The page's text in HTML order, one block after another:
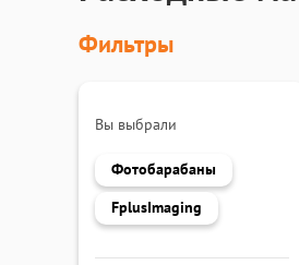
Фильтры
Вы выбрали
Фотобарабаны
FplusImaging